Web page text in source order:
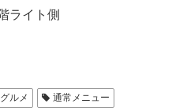
ライト側
ルメ
通常メニュー